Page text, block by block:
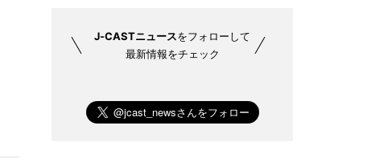
J-CASTニュースをフォローして
最新情報をチェック